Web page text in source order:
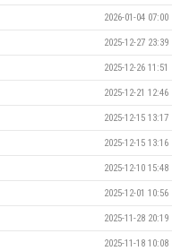
2026-01-04 07:00
2025-12-27 23:39
2025-12-26 11:51
2025-12-21 12:46
2025-12-15 13:17
2025-12-15 13:16
2025-12-10 15:48
2025-12-01 10:56
2025-11-28 20:19
2025-11-18 10:08